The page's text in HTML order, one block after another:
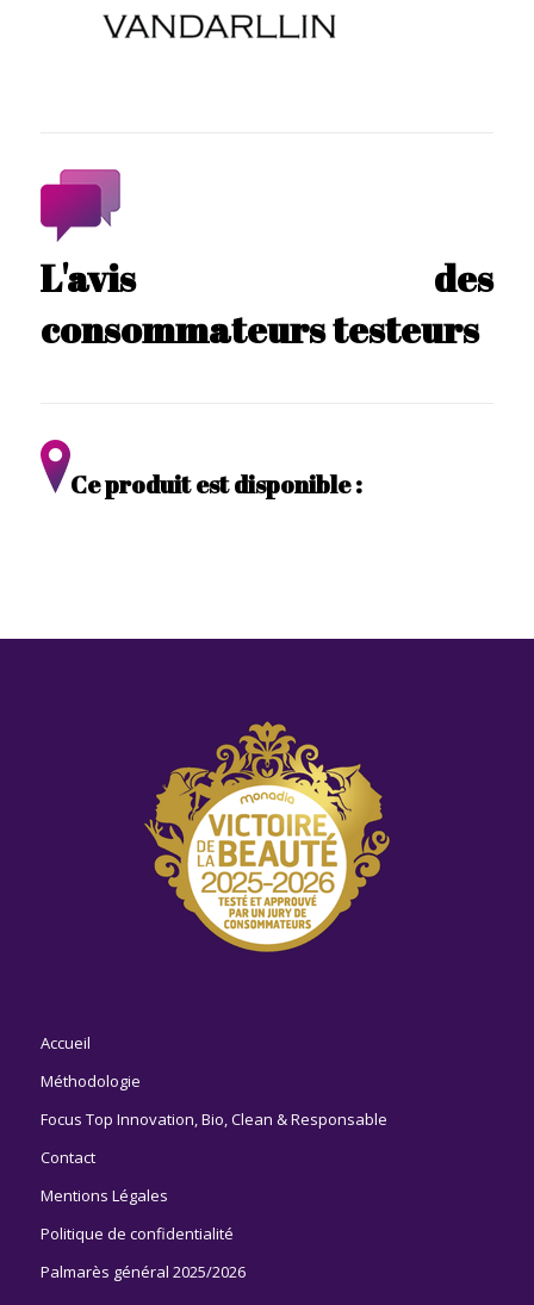
L'avis des
consommateurs testeurs
Ce produit est disponible :
Accueil
Méthodologie
Focus Top Innovation, Bio, Clean & Responsable
Contact
Mentions Légales
Politique de confidentialité
Palmarès général 2025/2026